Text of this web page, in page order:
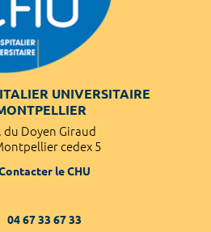
UNIVERSITAIRE
du Doyen Giraud
cedex 5
le CHU
04 67 33 67 33